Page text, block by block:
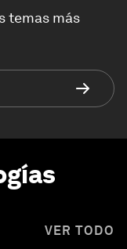
temas más
VER TODO